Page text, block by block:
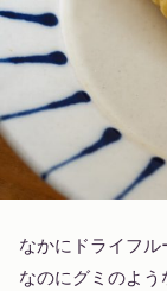
なかにドライフ
なのにグミのよう